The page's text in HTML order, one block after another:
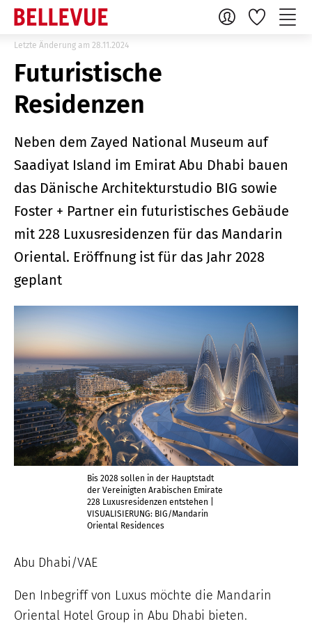
Letzte Änderung am 28.11.2024
Futuristische
Residenzen
Neben dem Zayed National Museum auf
Saadiyat Island im Emirat Abu Dhabi bauen
das Dänische Architekturstudio BIG sowie
Foster + Partner ein futuristisches Gebäude
mit 228 Luxusresidenzen für das Mandarin
Oriental. Eröffnung ist für das Jahr 2028
geplant
Bis 2028 sollen in der Hauptstadt
der Vereinigten Arabischen Emirate
228 Luxusresidenzen entstehen |
VISUALISIERUNG: BIG/Mandarin
Oriental Residences
Abu Dhabi/VAE
Den Inbegriff von Luxus möchte die Mandarin
Oriental Hotel Group in Abu Dhabi bieten.